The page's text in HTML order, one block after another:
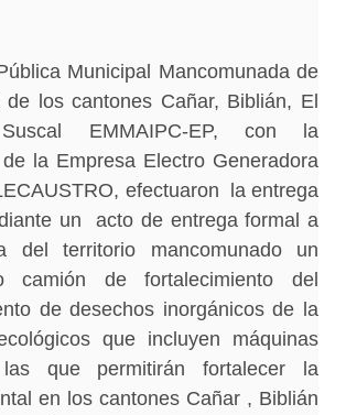
Municipal Mancomunada de
de los cantones Cañar, Biblián, El
EMMAIPC-EP, con la
la Empresa Electro Generadora
efectuaron la entrega
un acto de entrega formal a
del territorio mancomunado un
camión de fortalecimiento del
de desechos inorgánicos de la
que incluyen máquinas
las que permitirán fortalecer la
en los cantones Cañar , Biblián